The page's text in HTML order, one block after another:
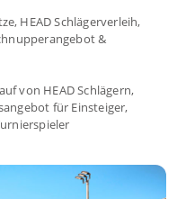
HEAD Schlägerverleih,
&
von HEAD Schlägern,
für Einsteiger,